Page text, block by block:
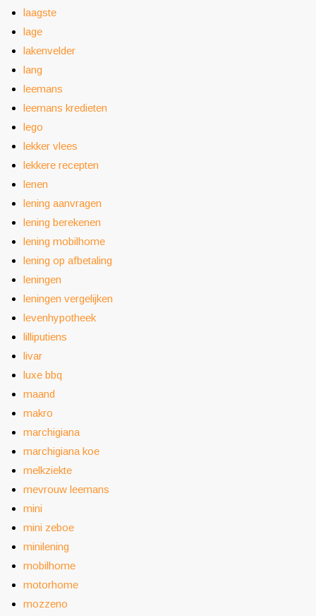
laagste
lage
lakenvelder
lang
leemans
leemans kredieten
lego
lekker vlees
lekkere recepten
lenen
lening aanvragen
lening berekenen
lening mobilhome
lening op afbetaling
leningen
leningen vergelijken
levenhypotheek
lilliputiens
livar
luxe bbq
maand
makro
marchigiana
marchigiana koe
melkziekte
mevrouw leemans
mini
mini zeboe
minilening
mobilhome
motorhome
mozzeno